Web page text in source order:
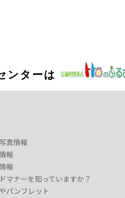
ンターは
真情報
報
報
マナーを知っていますか？
パンフレット